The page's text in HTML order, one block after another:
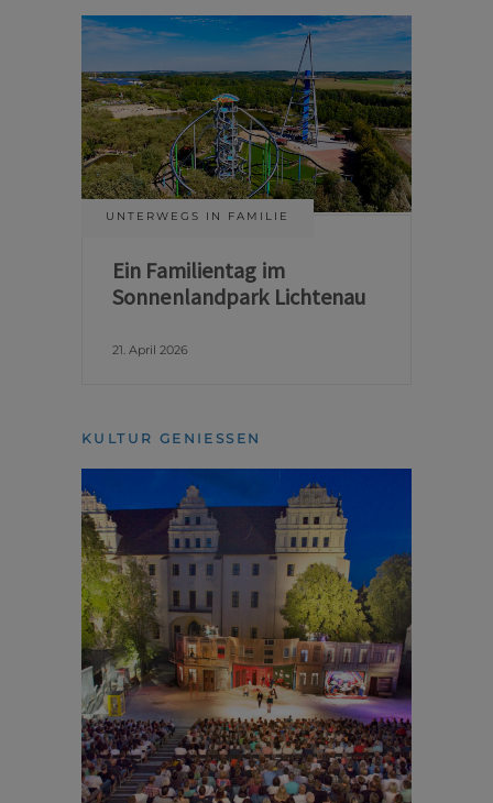
UNTERWEGS IN FAMILIE
Ein Familientag im
Sonnenlandpark Lichtenau
21. April 2026
KULTUR GENIESSEN